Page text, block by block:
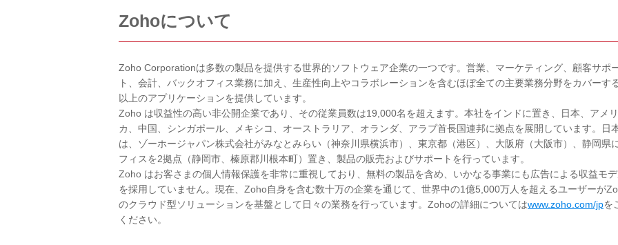
Zohoについて
Zoho Corporationは多数の製品を提供する世界的ソフトウェア企業の一つです。営業、マーケティング、顧客サポ
ト、会計、バックオフィス業務に加え、生産性向上やコラボレーションを含むほぼ全ての主要業務分野をカバーす
以上のアプリケーションを提供しています。
Zoho は収益性の高い非公開企業であり、その従業員数は19,000名を超えます。本社をインドに置き、日本、アメリ
カ、中国、シンガポール、メキシコ、オーストラリア、オランダ、アラブ首長国連邦に拠点を展開しています。日
は、ゾーホージャパン株式会社がみなとみらい（神奈川県横浜市）、東京都（港区）、大阪府（大阪市）、静岡県
フィスを2拠点（静岡市、榛原郡川根本町）置き、製品の販売およびサポートを行っています。
Zoho はお客さまの個人情報保護を非常に重視しており、無料の製品を含め、いかなる事業にも広告による収益モ
を採用していません。現在、Zoho自身を含む数十万の企業を通じて、世界中の1億5,000万人を超えるユーザーが
のクラウド型ソリューションを基盤として日々の業務を行っています。Zohoの詳細についてはwww.zoho.com/jpを
ください。